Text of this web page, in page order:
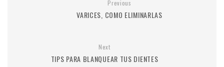
Previous
VARICES, COMO ELIMINARLAS
Next
TIPS PARA BLANQUEAR TUS DIENTES